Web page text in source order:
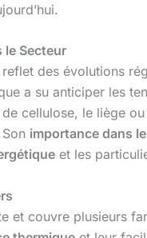
le Secteur
des évolutions
a su anticiper les
cellulose, le liège
importance dans
et les
et couvre plusieurs